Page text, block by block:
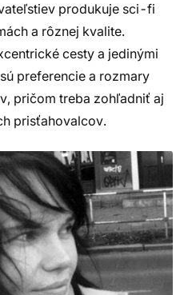
produkuje sci-fi
a rôznej kvalite.
cesty a jedinými
preferencie a rozmary
pričom treba zohľadniť aj
prisťahovalcov.